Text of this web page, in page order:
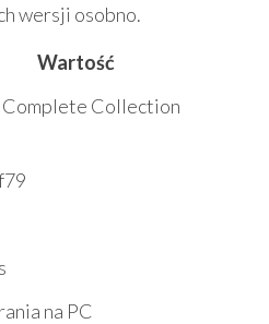
wersji osobno.
Wartość
Collection
na PC